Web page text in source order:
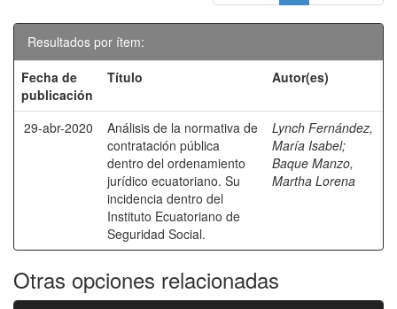
Resultados por ítem:
Fecha de
publicación
Título Autor(es)
29-abr-2020
Análisis de la normativa de
contratación pública
dentro del ordenamiento
jurídico ecuatoriano. Su
incidencia dentro del
Instituto Ecuatoriano de
Seguridad Social.
Lynch Fernández,
María Isabel;
Baque Manzo,
Martha Lorena
Otras opciones relacionadas